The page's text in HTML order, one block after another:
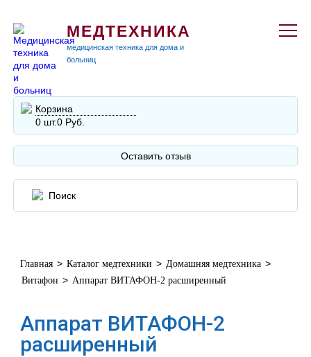
МЕДТЕХНИКА
медицинская техника для дома и
больниц
Корзина
0 шт.0 Руб.
Оставить отзыв
Главная > Каталог медтехники > Домашняя медтехника >
Витафон > Аппарат ВИТАФОН-2 расширенный
Аппарат ВИТАФОН-2
расширенный